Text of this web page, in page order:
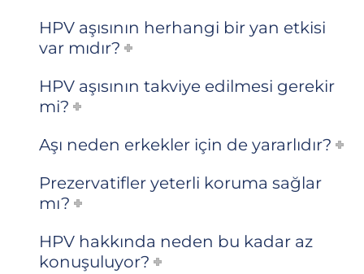
HPV aşısının herhangi bir yan etkisi
var mıdır?
HPV aşısının takviye edilmesi gerekir
mi?
Aşı neden erkekler için de yararlıdır?
Prezervatifler yeterli koruma sağlar
mı?
HPV hakkında neden bu kadar az
konuşuluyor?